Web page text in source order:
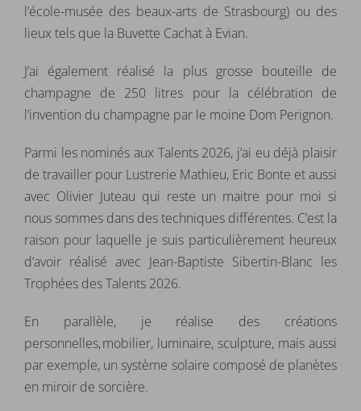
l’école-musée des beaux-arts de Strasbourg) ou des
lieux tels que la Buvette Cachat à Evian.
J’ai également réalisé la plus grosse bouteille de
champagne de 250 litres pour la célébration de
l’invention du champagne par le moine Dom Perignon.
Parmi les nominés aux Talents 2026, j’ai eu déjà plaisir
de travailler pour Lustrerie Mathieu, Eric Bonte et aussi
avec Olivier Juteau qui reste un maitre pour moi si
nous sommes dans des techniques différentes. C’est la
raison pour laquelle je suis particulièrement heureux
d’avoir réalisé avec Jean-Baptiste Sibertin-Blanc les
Trophées des Talents 2026.
En parallèle, je réalise des créations
personnelles, mobilier, luminaire, sculpture, mais aussi
par exemple, un système solaire composé de planètes
en miroir de sorcière.